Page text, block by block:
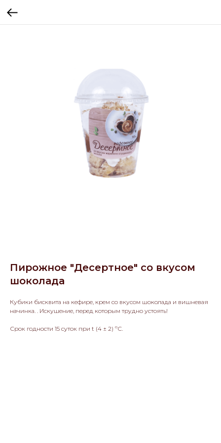
Пирожное "Десертное" со вкусом
шоколада
Кубики бисквита на кефире, крем со вкусом шоколада и вишневая
начинка. . Искушение, перед которым трудно устоять!
Срок годности 15 суток при t (4 ± 2) ºС.